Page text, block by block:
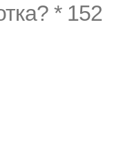
* 152